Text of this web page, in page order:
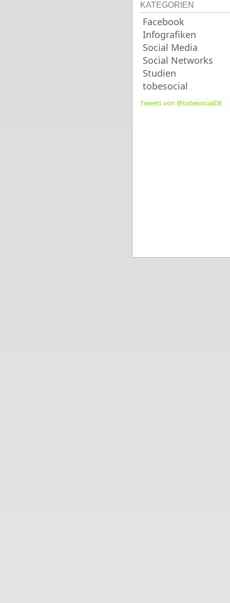
KATEGORIEN
Facebook
Infografiken
Social Media
Social Networks
Studien
tobesocial
Tweets von @tobesocialDE